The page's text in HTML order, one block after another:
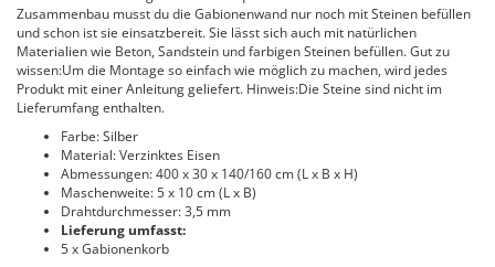
Zusammenbau musst du die Gabionenwand nur noch mit Steinen befüllen
und schon ist sie einsatzbereit. Sie lässt sich auch mit natürlichen
Materialien wie Beton, Sandstein und farbigen Steinen befüllen. Gut zu
wissen:Um die Montage so einfach wie möglich zu machen, wird jedes
Produkt mit einer Anleitung geliefert. Hinweis:Die Steine sind nicht im
Lieferumfang enthalten.
Farbe: Silber
Material: Verzinktes Eisen
Abmessungen: 400 x 30 x 140/160 cm (L x B x H)
Maschenweite: 5 x 10 cm (L x B)
Drahtdurchmesser: 3,5 mm
Lieferung umfasst:
5 x Gabionenkorb